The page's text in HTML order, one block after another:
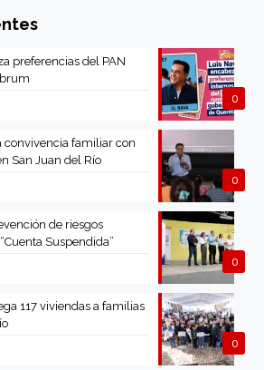
0
preferencias del PAN
0
convivencia familiar con
San Juan del Río
0
de riesgos
Suspendida”
0
117 viviendas a familias